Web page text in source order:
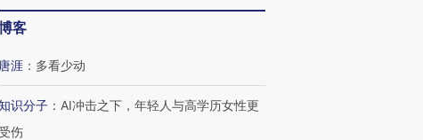
走进第四届链博
智科技“链”接产
客
唐涯 ： 多看少动
识分子 ： AI冲击之下，年轻人与高学历女性更
伤